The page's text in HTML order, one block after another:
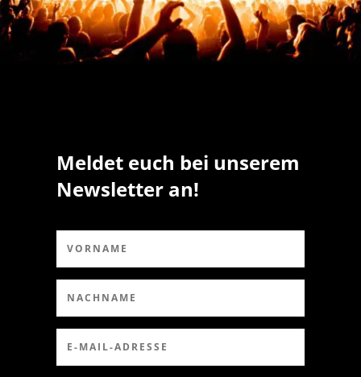
Meldet euch bei unserem
Newsletter an!